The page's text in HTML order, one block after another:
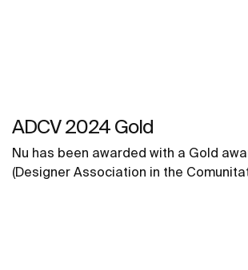
ADCV 2024 Gold ​
Nu has been awarded with a Gold
(Designer Association in the